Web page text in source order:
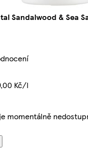
Sandalwood & Sea
Kč/l
momentálně